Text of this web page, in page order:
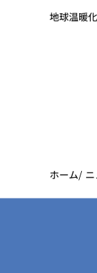
地球温暖
ホーム